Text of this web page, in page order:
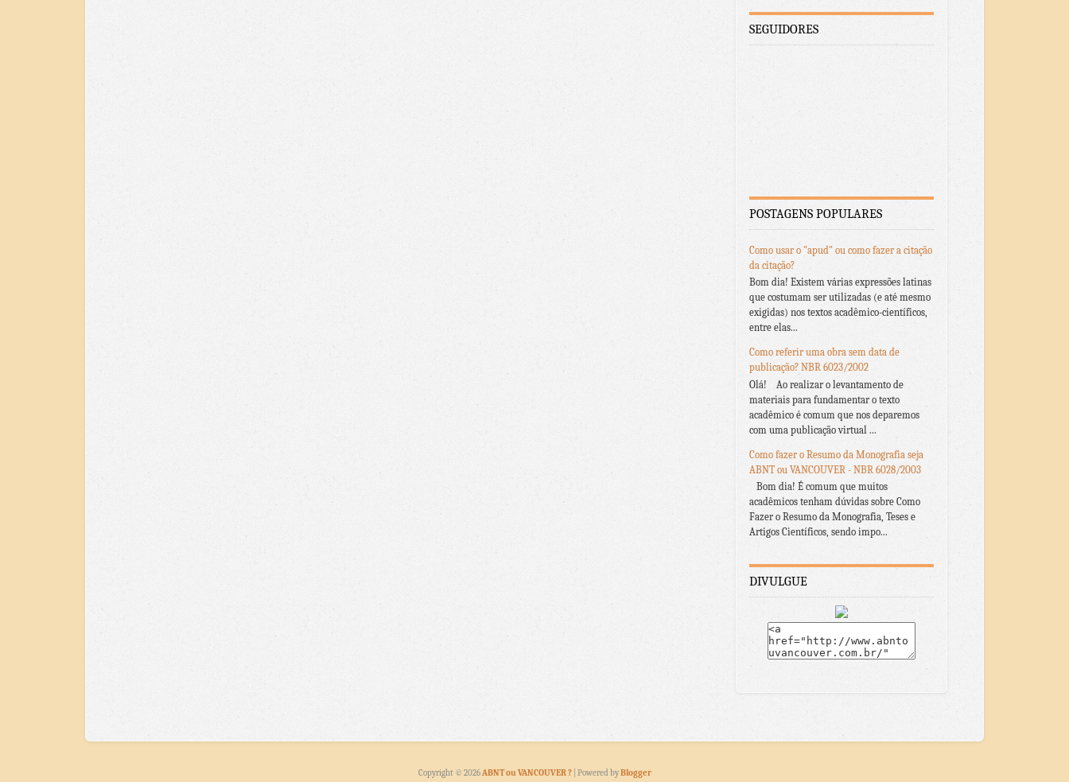
SEGUIDORES
POSTAGENS POPULARES
Como usar o "apud" ou como fazer a citação
da citação?
Bom dia! Existem várias expressões latinas
que costumam ser utilizadas (e até mesmo
exigidas) nos textos acadêmico-científicos,
entre elas...
Como referir uma obra sem data de
publicação? NBR 6023/2002
Olá! Ao realizar o levantamento de
materiais para fundamentar o texto
acadêmico é comum que nos deparemos
com uma publicação virtual ...
Como fazer o Resumo da Monografia seja
ABNT ou VANCOUVER - NBR 6028/2003
Bom dia! É comum que muitos
acadêmicos tenham dúvidas sobre Como
Fazer o Resumo da Monografia, Teses e
Artigos Científicos, sendo impo...
DIVULGUE
Copyright © 2026ABNT ou VANCOUVER ? | Powered byBlogger